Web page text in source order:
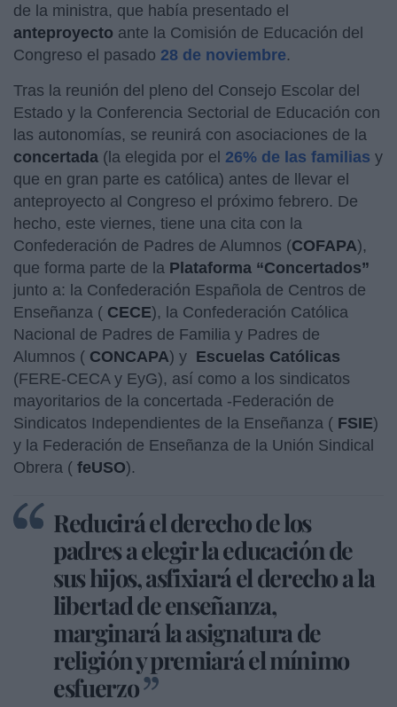
de la ministra, que había presentado el
anteproyecto ante la Comisión de Educación del
Congreso el pasado 28 de noviembre.
Tras la reunión del pleno del Consejo Escolar del
Estado y la Conferencia Sectorial de Educación con
las autonomías, se reunirá con asociaciones de la
concertada (la elegida por el 26% de las familias y
que en gran parte es católica) antes de llevar el
anteproyecto al Congreso el próximo febrero. De
hecho, este viernes, tiene una cita con la
Confederación de Padres de Alumnos (COFAPA),
que forma parte de la Plataforma “Concertados”
junto a: la Confederación Española de Centros de
Enseñanza ( CECE), la Confederación Católica
Nacional de Padres de Familia y Padres de
Alumnos ( CONCAPA) y Escuelas Católicas
(FERE-CECA y EyG), así como a los sindicatos
mayoritarios de la concertada -Federación de
Sindicatos Independientes de la Enseñanza ( FSIE)
y la Federación de Enseñanza de la Unión Sindical
Obrera ( feUSO).
Reducirá el derecho de los
padres a elegir la educación de
sus hijos, asfixiará el derecho a la
libertad de enseñanza,
marginará la asignatura de
religión y premiará el mínimo
esfuerzo